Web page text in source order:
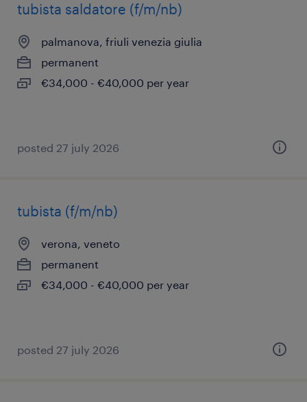
tubista saldatore (f/m/nb)
palmanova, friuli venezia giulia
permanent
€34,000 - €40,000 per year
posted 27 july 2026
tubista (f/m/nb)
verona, veneto
permanent
€34,000 - €40,000 per year
posted 27 july 2026